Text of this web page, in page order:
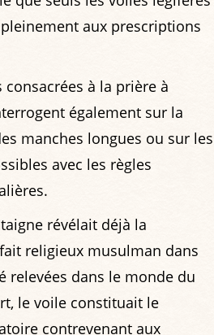
aux prescriptions
à la prière à
également sur la
manches longues ou sur les
avec les règles
révélait déjà la
religieux musulman dans
relevées dans le monde du
le voile constituait le
contrevenant aux